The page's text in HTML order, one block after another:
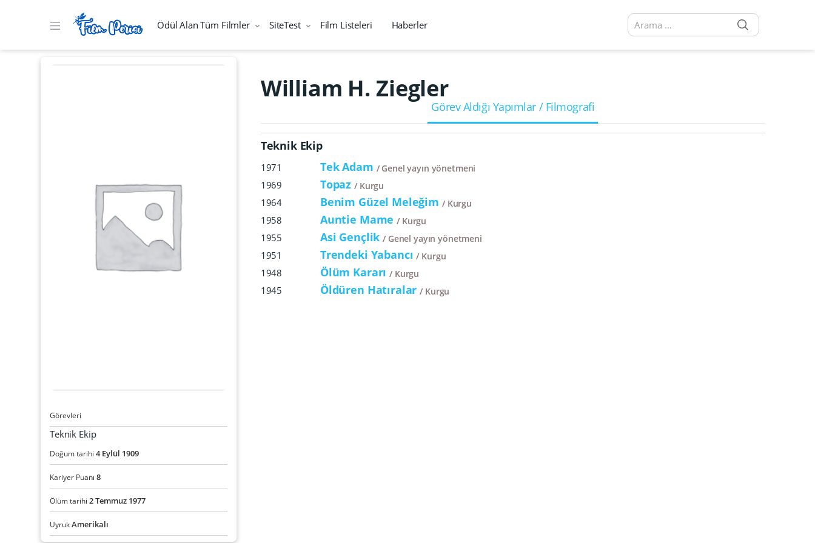
Ödül Alan Tüm Filmler SiteTest Film Listeleri Haberler
Arama sonuçları:
Görevleri
Teknik Ekip
Doğum tarihi 4Eylül 1909
Kariyer Puanı 8
Ölüm tarihi 2Temmuz 1977
UyrukAmerikalı
William H. Ziegler
Görev Aldığı Yapımlar / Filmografi
Teknik Ekip
1971 Tek Adam Genel yayın yönetmeni
1969 Topaz Kurgu
1964 Benim Güzel Meleğim Kurgu
1958 Auntie Mame Kurgu
1955 Asi Gençlik Genel yayın yönetmeni
1951 Trendeki Yabancı Kurgu
1948 Ölüm Kararı Kurgu
1945 Öldüren Hatıralar Kurgu